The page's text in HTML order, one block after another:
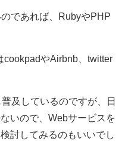
であれば、RubyやPHP
cookpadやAirbnb、twitter
及しているのですが、日
いので、Webサービスを
討してみるのもいいでし